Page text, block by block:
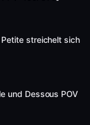
streichelt sich
und Dessous POV